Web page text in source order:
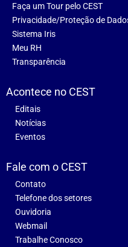
Faça um Tour pelo CEST
Privacidade/Proteção de
Sistema Iris
Meu RH
Transparência
Acontece no CEST
Editais
Notícias
Eventos
Fale com o CEST
Contato
Telefone dos setores
Ouvidoria
Webmail
Trabalhe Conosco